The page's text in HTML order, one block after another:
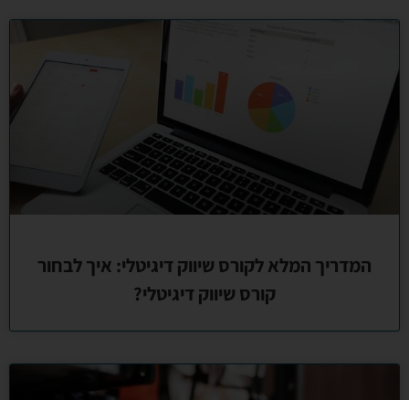
המדריך המלא לקורס שיווק דיגיטלי: איך לבחור
קורס שיווק דיגיטלי?